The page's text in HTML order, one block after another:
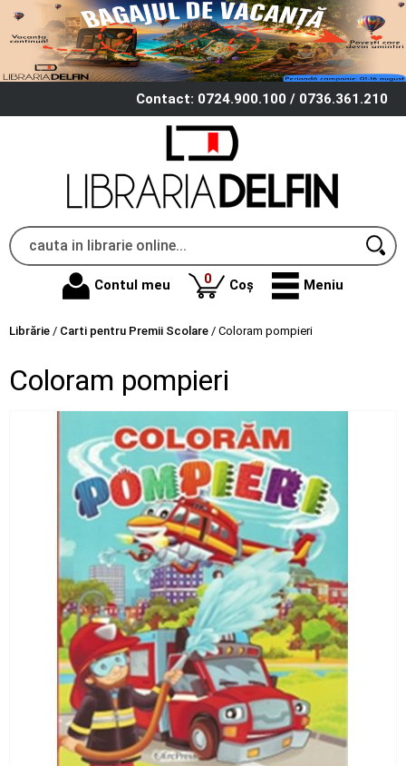
Contact: 0724.900.100 / 0736.361.210
Contul meu 0produse
Coș Meniu
Librărie / Carti pentru Premii Scolare / Coloram pompieri
Coloram pompieri